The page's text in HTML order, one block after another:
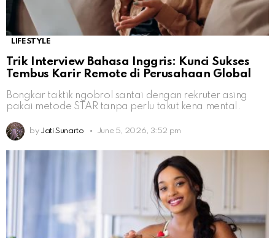
LIFESTYLE
Trik Interview Bahasa Inggris: Kunci Sukses
Tembus Karir Remote di Perusahaan Global
Bongkar taktik ngobrol santai dengan rekruter asing
pakai metode STAR tanpa perlu takut kena mental.
by Jati Sunarto June 5, 2026, 3:52 pm